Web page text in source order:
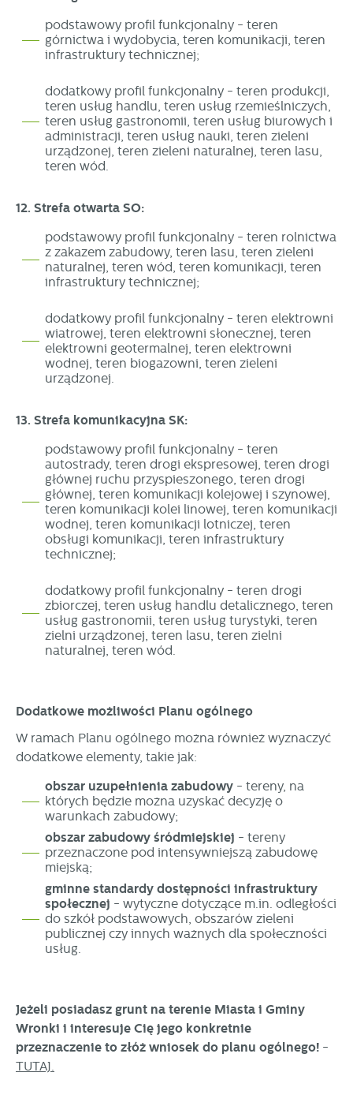
podstawowy profil funkcjonalny - teren
górnictwa i wydobycia, teren komunikacji, teren
infrastruktury technicznej;
dodatkowy profil funkcjonalny - teren produkcji,
teren usług handlu, teren usług rzemieślniczych,
teren usług gastronomii, teren usług biurowych i
administracji, teren usług nauki, teren zieleni
urządzonej, teren zieleni naturalnej, teren lasu,
teren wód.
12. Strefa otwarta SO:
podstawowy profil funkcjonalny - teren rolnictwa
z zakazem zabudowy, teren lasu, teren zieleni
naturalnej, teren wód, teren komunikacji, teren
infrastruktury technicznej;
dodatkowy profil funkcjonalny - teren elektrowni
wiatrowej, teren elektrowni słonecznej, teren
elektrowni geotermalnej, teren elektrowni
wodnej, teren biogazowni, teren zieleni
urządzonej.
13. Strefa komunikacyjna SK:
podstawowy profil funkcjonalny - teren
autostrady, teren drogi ekspresowej, teren drogi
głównej ruchu przyspieszonego, teren drogi
głównej, teren komunikacji kolejowej i szynowej,
teren komunikacji kolei linowej, teren komunikacji
wodnej, teren komunikacji lotniczej, teren
obsługi komunikacji, teren infrastruktury
technicznej;
dodatkowy profil funkcjonalny - teren drogi
zbiorczej, teren usług handlu detalicznego, teren
usług gastronomii, teren usług turystyki, teren
zielni urządzonej, teren lasu, teren zielni
naturalnej, teren wód.
Dodatkowe możliwości Planu ogólnego
W ramach Planu ogólnego można również wyznaczyć
dodatkowe elementy, takie jak:
obszar uzupełnienia zabudowy - tereny, na
których będzie można uzyskać decyzję o
warunkach zabudowy;
obszar zabudowy śródmiejskiej - tereny
przeznaczone pod intensywniejszą zabudowę
miejską;
gminne standardy dostępności infrastruktury
społecznej - wytyczne dotyczące m.in. odległości
do szkół podstawowych, obszarów zieleni
publicznej czy innych ważnych dla społeczności
usług.
Jeżeli posiadasz grunt na terenie Miasta i Gminy
Wronki i interesuje Cię jego konkretnie
przeznaczenie to złóż wniosek do planu ogólnego! -
TUTAJ.